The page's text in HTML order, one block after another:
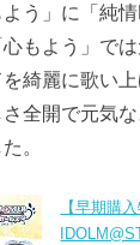
う」に「純
もよう」で
綺麗に歌い
全開で元気
。
【早期購